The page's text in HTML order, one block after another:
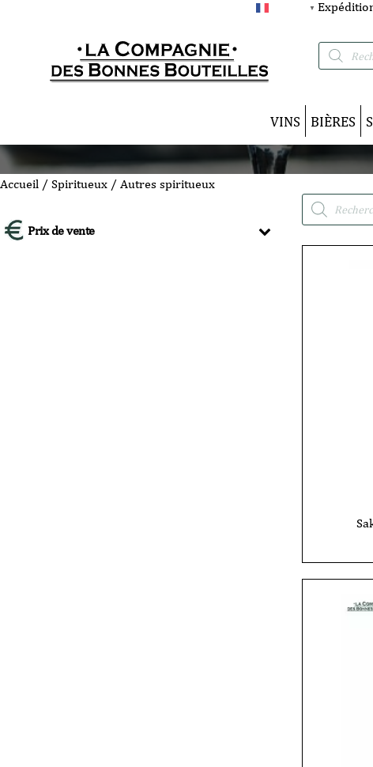
▼
Recherche
de
VINS BIÈRES
Accueil / Spiritueux / Autres spiritueux
Recherche
Prix de vente